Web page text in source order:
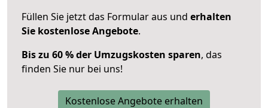
Füllen Sie jetzt das Formular aus und erhalten
Sie kostenlose Angebote.
Bis zu 60 % der Umzugskosten sparen, das
finden Sie nur bei uns!
Kostenlose Angebote erhalten